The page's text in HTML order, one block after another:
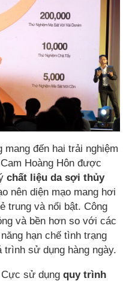
mang đến hai trải nghiệm
Hoàng Hôn được
chất liệu da sợi thủy
nên diện mạo mang hơi
trung và nổi bật. Công
và bền hơn so với các
hạn chế tình trạng
sử dụng hàng ngày.
sử dụng quy trình